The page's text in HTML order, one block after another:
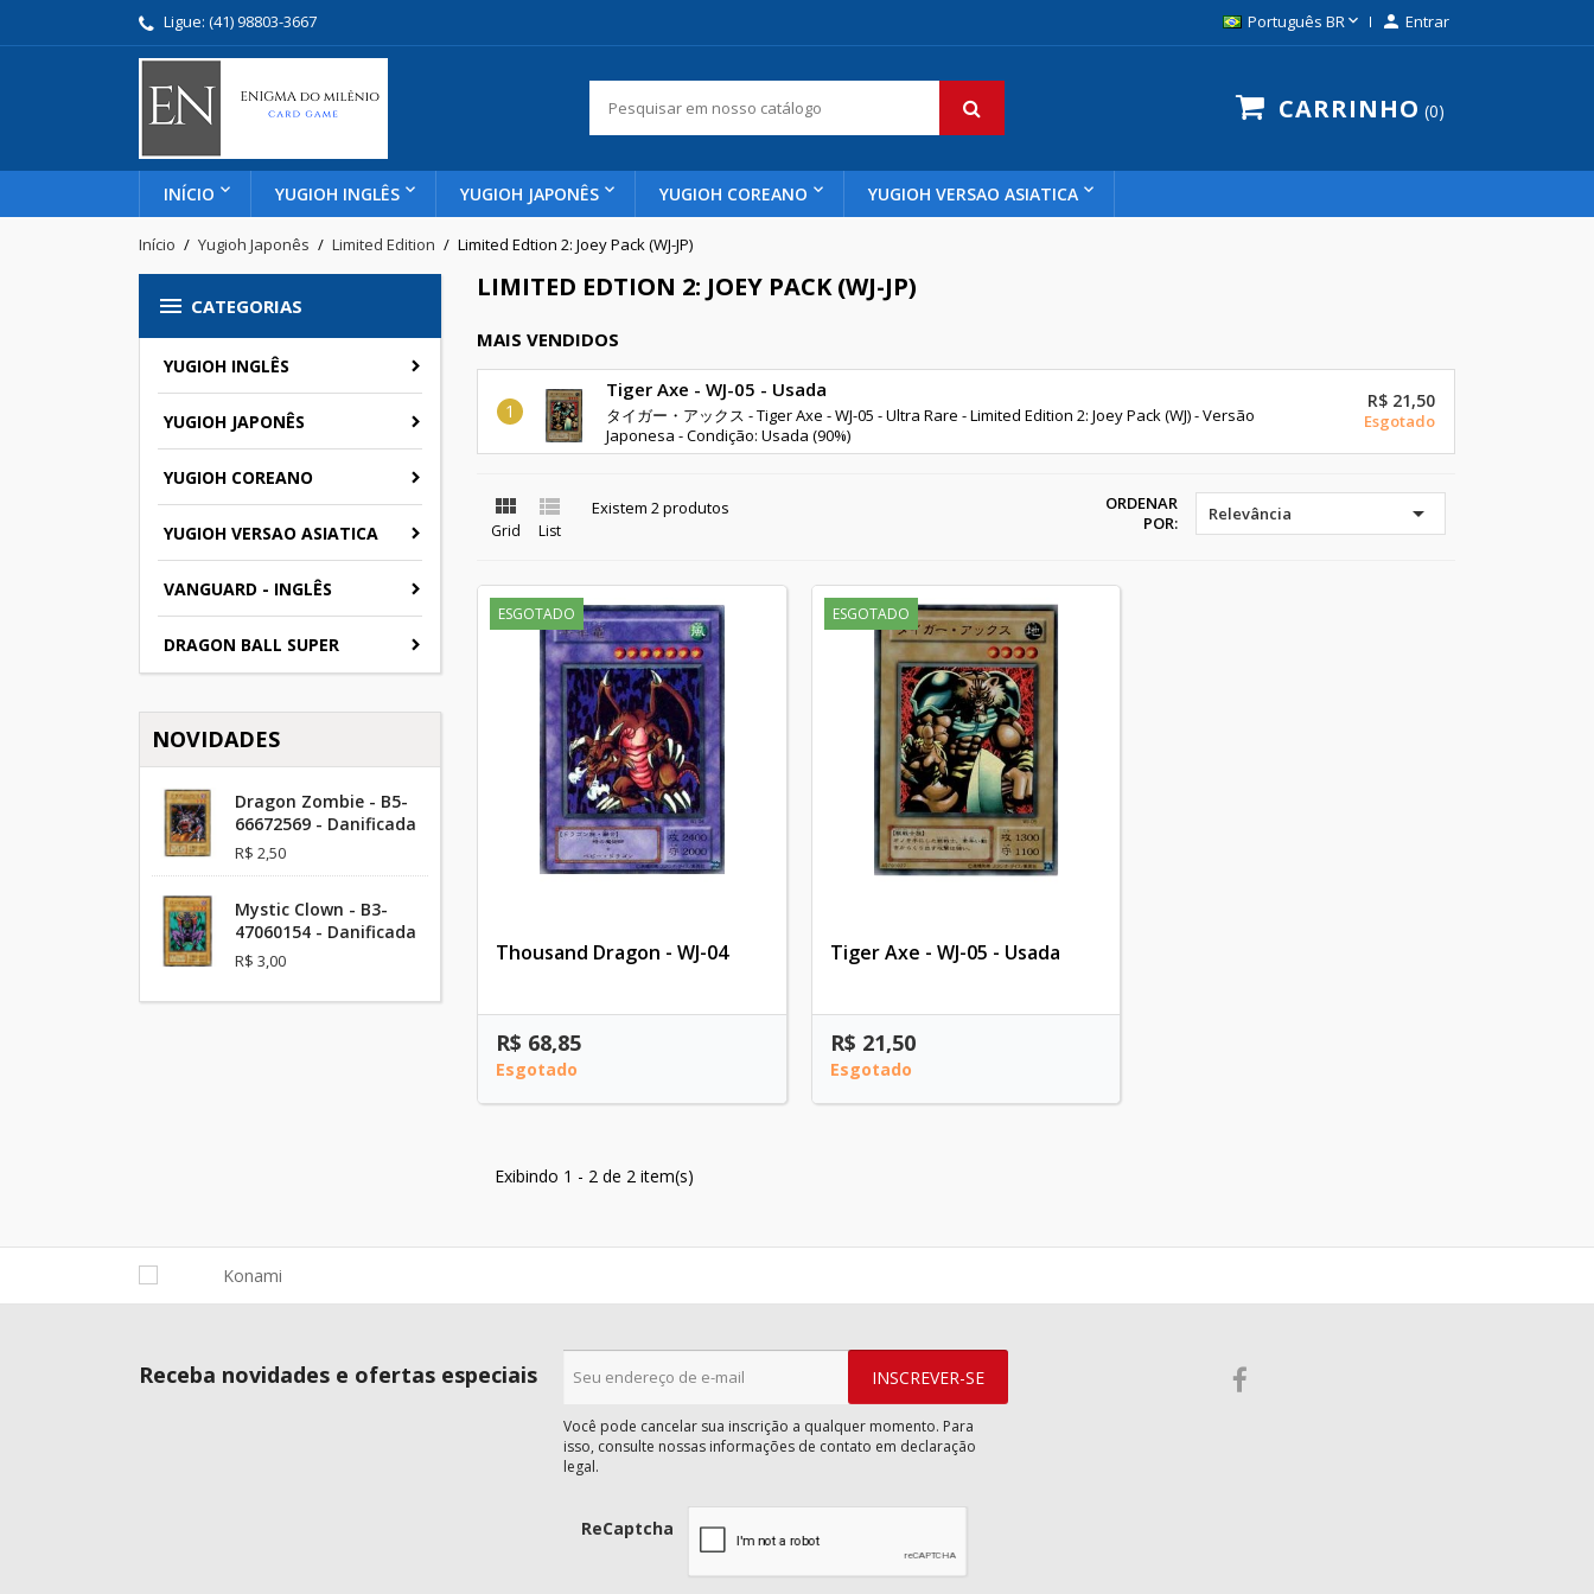
Ligue: (41) 98803-3667 Português BR  Entrar
CARRINHO 0
INÍCIO YUGIOH INGLÊS YUGIOH JAPONÊS YUGIOH COREANO YUGIOH VERSAO ASIATICA
Início Yugioh Japonês Limited Edition Limited Edtion 2: Joey Pack (WJ-JP)
 CATEGORIAS
YUGIOH INGLÊS
YUGIOH JAPONÊS
YUGIOH COREANO
YUGIOH VERSAO ASIATICA
VANGUARD - INGLÊS
DRAGON BALL SUPER
NOVIDADES
Dragon Zombie - B5-
66672569 - Danificada
R$ 2,50
Mystic Clown - B3-
47060154 - Danificada
R$ 3,00
LIMITED EDTION 2: JOEY PACK (WJ-JP)
MAIS VENDIDOS
Tiger Axe - WJ-05 - Usada
タイガー・アックス - Tiger Axe - WJ-05 - Ultra Rare - Limited Edition 2: Joey Pack (WJ) - Versão
Japonesa - Condição: Usada (90%)
R$ 21,50
Esgotado

Grid

List
Existem 2 produtos
ORDENAR
POR:
Relevância 
ESGOTADO
Thousand Dragon - WJ-04
R$ 68,85
Esgotado
ESGOTADO
Tiger Axe - WJ-05 - Usada
R$ 21,50
Esgotado
Exibindo 1 - 2 de 2 item(s)
Receba novidades e ofertas especiais
Você pode cancelar sua inscrição a qualquer momento. Para
isso, consulte nossas informações de contato em declaração
legal.
ReCaptcha